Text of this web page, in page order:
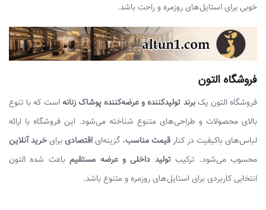
خوبی برای استایل‌های روزمره و راحت باشد.
فروشگاه التون
فروشگاه التون یکبرند تولیدکننده و عرضه‌کننده پوشاک زنانه است که با تنوع
بالای محصولات و طراحی‌های متنوع شناخته می‌شود. این فروشگاه با ارائه
لباس‌های باکیفیت در کنارقیمت مناسب، گزینه‌ایاقتصادیبرایخرید آنلاین
محسوب می‌شود. ترکیبتولید داخلی و عرضه مستقیمباعث شده التون
انتخابی کاربردی برای استایل‌های روزمره و متنوع باشد.